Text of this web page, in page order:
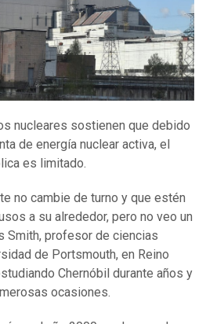
nucleares sostienen que debido
de energía nuclear activa, el
es limitado.
no cambie de turno y que estén
a su alrededor, pero no veo un
Smith, profesor de ciencias
de Portsmouth, en Reino
Chernóbil durante años y
ocasiones.